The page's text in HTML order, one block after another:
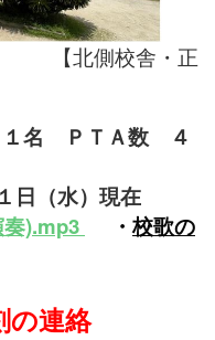
・正
１名
ＰＴＡ数 ４
日（水）現在
).mp3 ・校歌の
の連絡